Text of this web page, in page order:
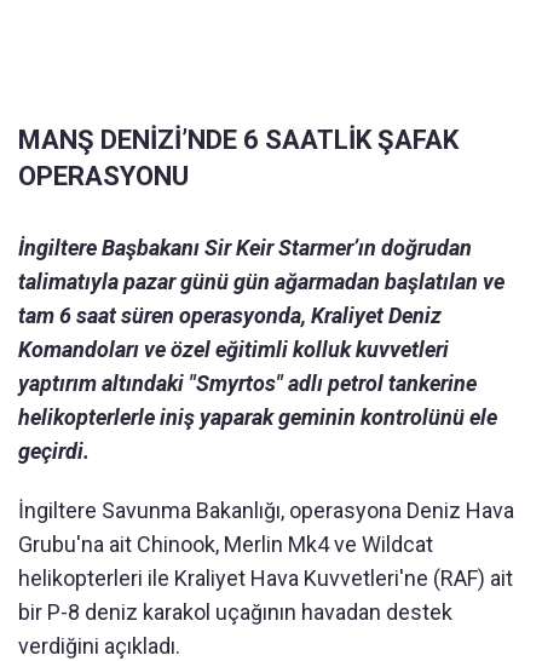
MANŞ DENİZİ’NDE 6 SAATLİK ŞAFAK
OPERASYONU
İngiltere Başbakanı Sir Keir Starmer’ın doğrudan
talimatıyla pazar günü gün ağarmadan başlatılan ve
tam 6 saat süren operasyonda, Kraliyet Deniz
Komandoları ve özel eğitimli kolluk kuvvetleri
yaptırım altındaki "Smyrtos" adlı petrol tankerine
helikopterlerle iniş yaparak geminin kontrolünü ele
geçirdi.
İngiltere Savunma Bakanlığı, operasyona Deniz Hava
Grubu'na ait Chinook, Merlin Mk4 ve Wildcat
helikopterleri ile Kraliyet Hava Kuvvetleri'ne (RAF) ait
bir P-8 deniz karakol uçağının havadan destek
verdiğini açıkladı.